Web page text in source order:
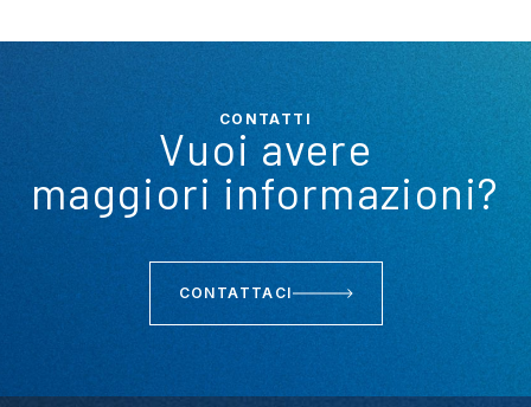
CONTATTI
Vuoi avere
maggiori informazioni?
CONTATTACI